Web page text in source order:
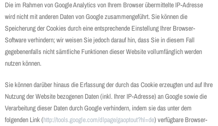
Die im Rahmen von Google Analytics von Ihrem Browser übermittelte IP-Adresse
wird nicht mit anderen Daten von Google zusammengeführt. Sie können die
Speicherung der Cookies durch eine entsprechende Einstellung Ihrer Browser-
Software verhindern; wir weisen Sie jedoch darauf hin, dass Sie in diesem Fall
gegebenenfalls nicht sämtliche Funktionen dieser Website vollumfänglich werden
nutzen können.
Sie können darüber hinaus die Erfassung der durch das Cookie erzeugten und auf Ihre
Nutzung der Website bezogenen Daten (inkl. Ihrer IP-Adresse) an Google sowie die
Verarbeitung dieser Daten durch Google verhindern, indem sie das unter dem
folgenden Link (http://tools.google.com/dlpage/gaoptout?hl=de) verfügbare Browser-